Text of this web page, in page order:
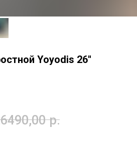
Yoyodis 26''
р.